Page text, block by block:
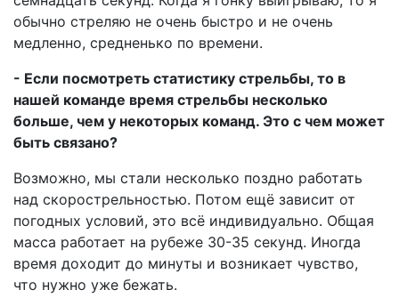
обычно стреляю не очень быстро и не очень
медленно, средненько по времени.
- Если посмотреть статистику стрельбы, то в
нашей команде время стрельбы несколько
больше, чем у некоторых команд. Это с чем может
быть связано?
Возможно, мы стали несколько поздно работать
над скорострельностью. Потом ещё зависит от
погодных условий, это всё индивидуально. Общая
масса работает на рубеже 30-35 секунд. Иногда
время доходит до минуты и возникает чувство,
что нужно уже бежать.